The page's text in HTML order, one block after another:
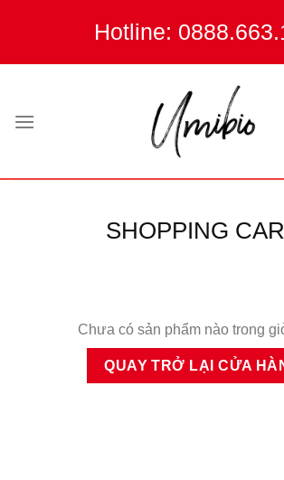
Hotline:
SHOPPING
Chưa có sản phẩm nào trong
QUAY TRỞ LẠI CỬA